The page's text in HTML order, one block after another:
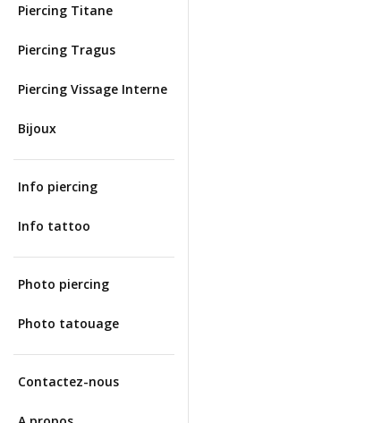
Piercing Titane
Piercing Tragus
Piercing Vissage Interne
Bijoux
Info piercing
Info tattoo
Photo piercing
Photo tatouage
Contactez-nous